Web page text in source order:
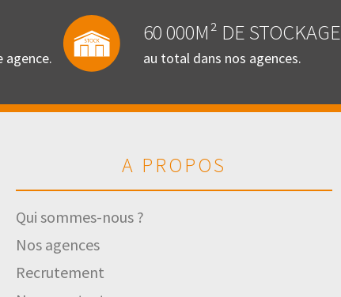
agence.
60 000M² DE STOCKAGE
au total dans nos agences.
A PROPOS
Qui sommes-nous ?
Nos agences
Recrutement